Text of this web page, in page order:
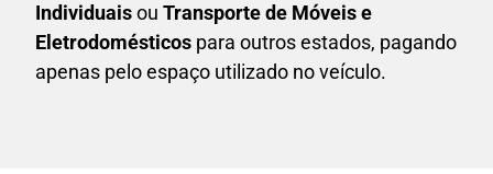
Individuaisou Transporte de Móveis e
Eletrodomésticos para outros estados, pagando
apenas pelo espaço utilizado no veículo.